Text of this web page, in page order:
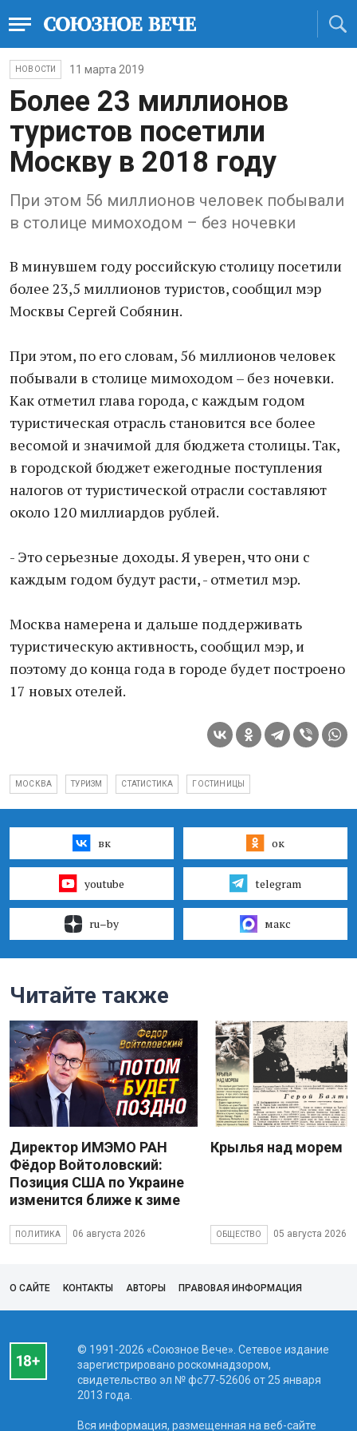
НОВОСТИ 11 марта 2019
Более 23 миллионов
туристов посетили
Москву в 2018 году
При этом 56 миллионов человек побывали
в столице мимоходом – без ночевки
В минувшем году российскую столицу посетили
более 23,5 миллионов туристов, сообщил мэр
Москвы Сергей Собянин.
При этом, по его словам, 56 миллионов человек
побывали в столице мимоходом – без ночевки.
Как отметил глава города, с каждым годом
туристическая отрасль становится все более
весомой и значимой для бюджета столицы. Так,
в городской бюджет ежегодные поступления
налогов от туристической отрасли составляют
около 120 миллиардов рублей.
- Это серьезные доходы. Я уверен, что они с
каждым годом будут расти, - отметил мэр.
Москва намерена и дальше поддерживать
туристическую активность, сообщил мэр, и
поэтому до конца года в городе будет построено
17 новых отелей.
МОСКВА ТУРИЗМ СТАТИСТИКА ГОСТИНИЦЫ
вк ок
youtube telegram
ru–by макс
Читайте также
Директор ИМЭМО РАН
Фёдор Войтоловский:
Позиция США по Украине
изменится ближе к зиме
ПОЛИТИКА 06 августа 2026
Крылья над морем
ОБЩЕСТВО 05 августа 2026
О САЙТЕ КОНТАКТЫ АВТОРЫ ПРАВОВАЯ ИНФОРМАЦИЯ
© 1991-2026 «Союзное Вече». Сетевое издание
зарегистрировано роскомнадзором,
свидетельство эл № фc77-52606 от 25 января
2013 года.
Вся информация, размещенная на веб-сайте